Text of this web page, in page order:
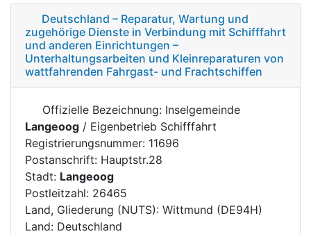
Deutschland – Reparatur, Wartung und
zugehörige Dienste in Verbindung mit Schifffahrt
und anderen Einrichtungen –
Unterhaltungsarbeiten und Kleinreparaturen von
wattfahrenden Fahrgast- und Frachtschiffen
Offizielle Bezeichnung: Inselgemeinde
Langeoog / Eigenbetrieb Schifffahrt
Registrierungsnummer: 11696
Postanschrift: Hauptstr.28
Stadt: Langeoog
Postleitzahl: 26465
Land, Gliederung (NUTS): Wittmund (DE94H)
Land: Deutschland